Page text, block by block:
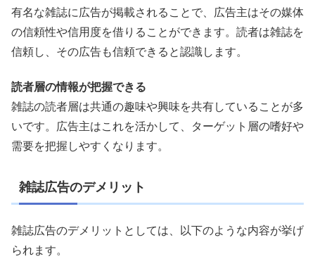
有名な雑誌に広告が掲載されることで、広告主はその媒体
の信頼性や信用度を借りることができます。読者は雑誌を
信頼し、その広告も信頼できると認識します。
読者層の情報が把握できる
雑誌の読者層は共通の趣味や興味を共有していることが多
いです。広告主はこれを活かして、ターゲット層の嗜好や
需要を把握しやすくなります。
雑誌広告のデメリット
雑誌広告のデメリットとしては、以下のような内容が挙げ
られます。